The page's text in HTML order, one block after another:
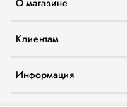
О магазине
Клиентам
Информация